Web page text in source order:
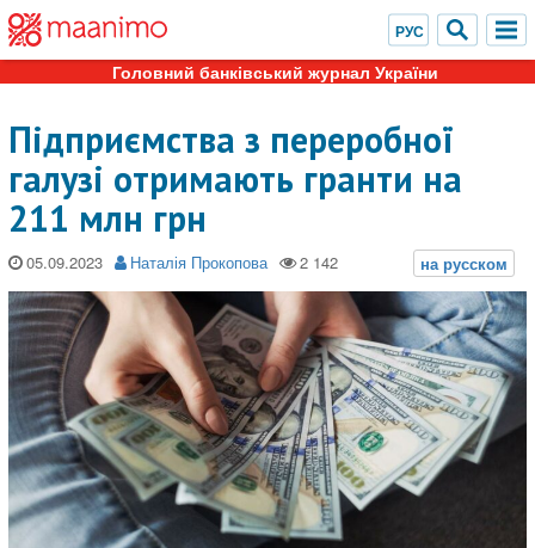
Головний банківський журнал України
Підприємства з переробної
галузі отримають гранти на
211 млн грн
05.09.2023 Наталія Прокопова